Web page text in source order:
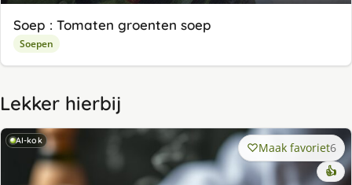
Soep : Tomaten groenten soep
Soepen
Lekker hierbij
AI-kok Maak favoriet6
👍